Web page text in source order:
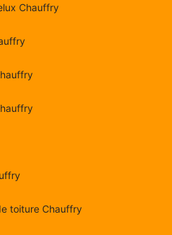
Chauffry
toiture Chauffry